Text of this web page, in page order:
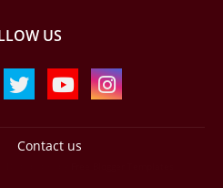
en Afrique au cours de l'année
US
Contact us